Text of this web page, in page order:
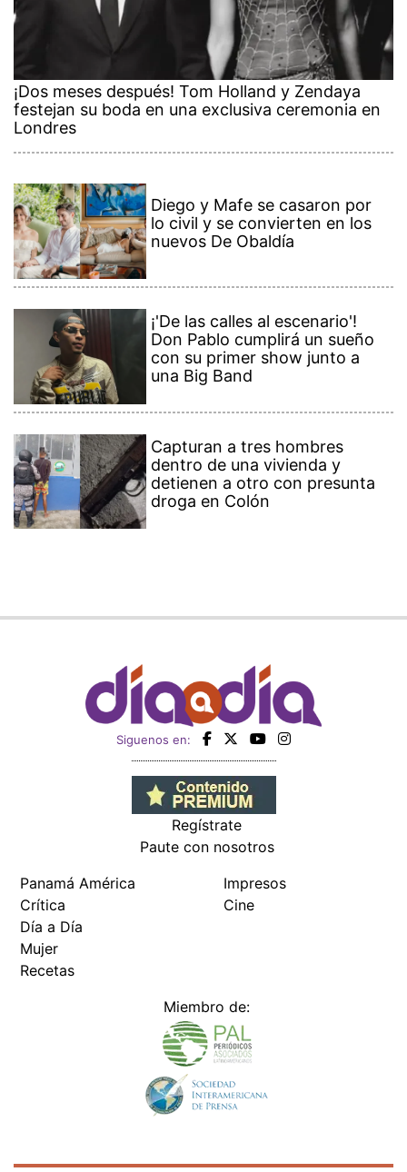
¡Dos meses después! Tom Holland y Zendaya
festejan su boda en una exclusiva ceremonia en
Londres
Diego y Mafe se casaron por
lo civil y se convierten en los
nuevos De Obaldía
¡'De las calles al escenario'!
Don Pablo cumplirá un sueño
con su primer show junto a
una Big Band
Capturan a tres hombres
dentro de una vivienda y
detienen a otro con presunta
droga en Colón
Siguenos en:
Regístrate
Paute con nosotros
Panamá América
Crítica
Día a Día
Mujer
Recetas
Impresos
Cine
Miembro de: